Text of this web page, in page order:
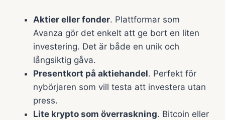
Aktier eller fonder. Plattformar som
Avanza gör det enkelt att ge bort en liten
investering. Det är både en unik och
långsiktig gåva.
Presentkort på aktiehandel. Perfekt för
nybörjaren som vill testa att investera utan
press.
Lite krypto som överraskning. Bitcoin eller